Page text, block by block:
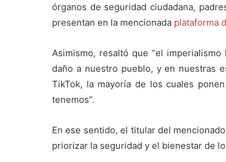
órganos de seguridad ciudadana,
presentan en la mencionada plataforma
Asimismo, resaltó que “el
daño a nuestro pueblo, y en nuestras
TikTok, la mayoría de los cuales
tenemos”.
En ese sentido, el titular del
priorizar la seguridad y el bienestar de